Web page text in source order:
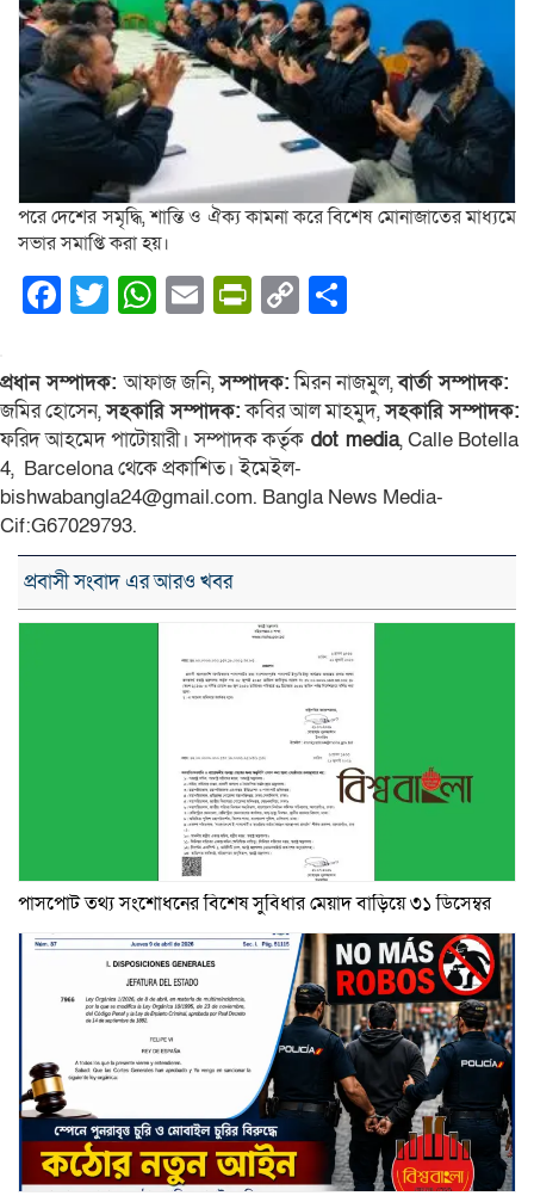
পরে দেশের সমৃদ্ধি, শান্তি ও ঐক্য কামনা করে বিশেষ মোনাজাতের মাধ্যমে
সভার সমাপ্তি করা হয়।
Facebook
Twitter
WhatsApp
EmailPrintFriendly
Copy
প্রধান সম্পাদক:আফাজ জনি,সম্পাদক:মিরন নাজমুল,বার্তা সম্পাদক:
জমির হোসেন,সহকারি সম্পাদক:কবির আল মাহমুদ,সহকারি সম্পাদক:
ফরিদ আহমেদ পাটোয়ারী। সম্পাদক কর্তৃক dot media, Calle Botella
4, Barcelona থেকে প্রকাশিত। ইমেইল-
bishwabangla24@gmail.com. Bangla News Media-
Cif:G67029793.
প্রবাসী সংবাদ এর আরও খবর
পাসপোর্ট তথ্য সংশোধনের বিশেষ সুবিধার মেয়াদ বাড়িয়ে ৩১ ডিসেম্বর